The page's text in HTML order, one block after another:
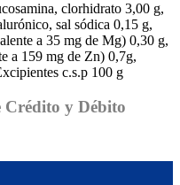
clorhidrato 3,00 g,
sal sódica 0,15 g,
a 35 mg de Mg) 0,30 g,
a 159 mg de Zn) 0,7g,
c.s.p 100 g
Crédito y Débito